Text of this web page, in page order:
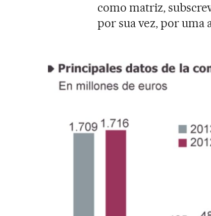
como matriz,
por sua vez, por uma